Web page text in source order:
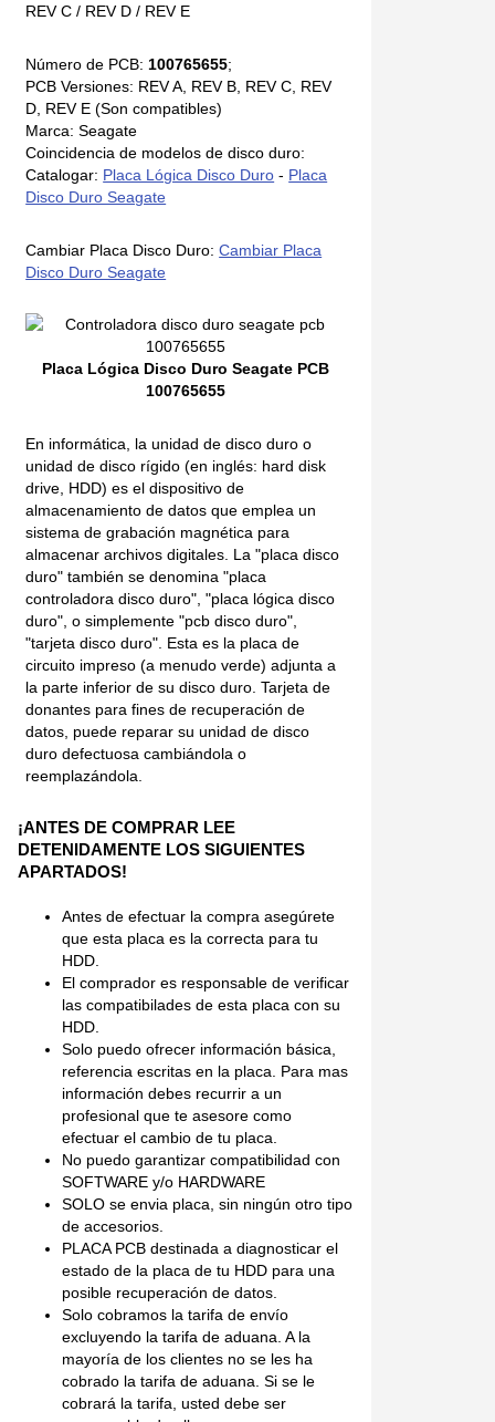
REV C / REV D / REV E
Número de PCB: 100765655;
PCB Versiones: REV A, REV B, REV C, REV
D, REV E (Son compatibles)
Marca: Seagate
Coincidencia de modelos de disco duro:
Catalogar: Placa Lógica Disco Duro - Placa
Disco Duro Seagate
Cambiar Placa Disco Duro:Cambiar Placa
Disco Duro Seagate
Placa Lógica Disco Duro Seagate PCB
100765655
En informática, la unidad de disco duro o
unidad de disco rígido (en inglés: hard disk
drive, HDD) es el dispositivo de
almacenamiento de datos que emplea un
sistema de grabación magnética para
almacenar archivos digitales. La "placa disco
duro" también se denomina "placa
controladora disco duro", "placa lógica disco
duro", o simplemente "pcb disco duro",
"tarjeta disco duro". Esta es la placa de
circuito impreso (a menudo verde) adjunta a
la parte inferior de su disco duro. Tarjeta de
donantes para fines de recuperación de
datos, puede reparar su unidad de disco
duro defectuosa cambiándola o
reemplazándola.
¡ANTES DE COMPRAR LEE
DETENIDAMENTE LOS SIGUIENTES
APARTADOS!
Antes de efectuar la compra asegúrete
que esta placa es la correcta para tu
HDD.
El comprador es responsable de verificar
las compatibilades de esta placa con su
HDD.
Solo puedo ofrecer información básica,
referencia escritas en la placa. Para mas
información debes recurrir a un
profesional que te asesore como
efectuar el cambio de tu placa.
No puedo garantizar compatibilidad con
SOFTWARE y/o HARDWARE
SOLO se envia placa, sin ningún otro tipo
de accesorios.
PLACA PCB destinada a diagnosticar el
estado de la placa de tu HDD para una
posible recuperación de datos.
Solo cobramos la tarifa de envío
excluyendo la tarifa de aduana. A la
mayoría de los clientes no se les ha
cobrado la tarifa de aduana. Si se le
cobrará la tarifa, usted debe ser